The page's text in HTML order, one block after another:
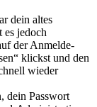
dein altes
es jedoch
der Anmelde-
klickst und den
wieder
dein Passwort